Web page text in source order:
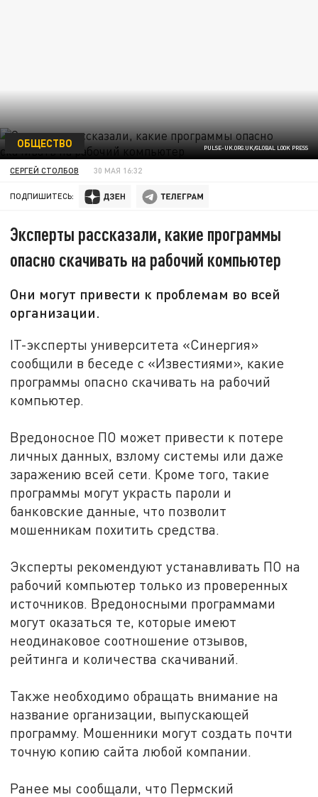
PULSE-UK.ORG.UK/GLOBAL LOOK PRESS
ОБЩЕСТВО
СЕРГЕЙ СТОЛБОВ 30 МАЯ 16:32
ПОДПИШИТЕСЬ:
Эксперты рассказали, какие программы
опасно скачивать на рабочий компьютер
Они могут привести к проблемам во всей
организации.
IT-эксперты университета «Синергия»
сообщили в беседе с «Известиями», какие
программы опасно скачивать на рабочий
компьютер.
Вредоносное ПО может привести к потере
личных данных, взлому системы или даже
заражению всей сети. Кроме того, такие
программы могут украсть пароли и
банковские данные, что позволит
мошенникам похитить средства.
Эксперты рекомендуют устанавливать ПО на
рабочий компьютер только из проверенных
источников. Вредоносными программами
могут оказаться те, которые имеют
неодинаковое соотношение отзывов,
рейтинга и количества скачиваний.
Также необходимо обращать внимание на
название организации, выпускающей
программу. Мошенники могут создать почти
точную копию сайта любой компании.
Ранее мы сообщали, что Пермский